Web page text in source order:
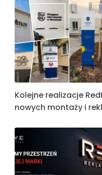
Kolejne realizacje
nowych montaży i